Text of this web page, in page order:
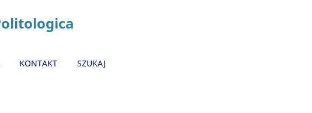
KONTAKT SZUKAJ